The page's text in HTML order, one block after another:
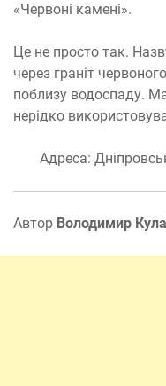
«Червоні камені».
Це не просто так.
через граніт
поблизу водоспаду.
нерідко
Адреса:
Автор Володимир